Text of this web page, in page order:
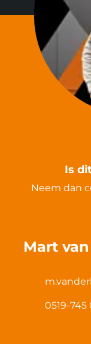
Is
Neem dan
Mart
0519-745